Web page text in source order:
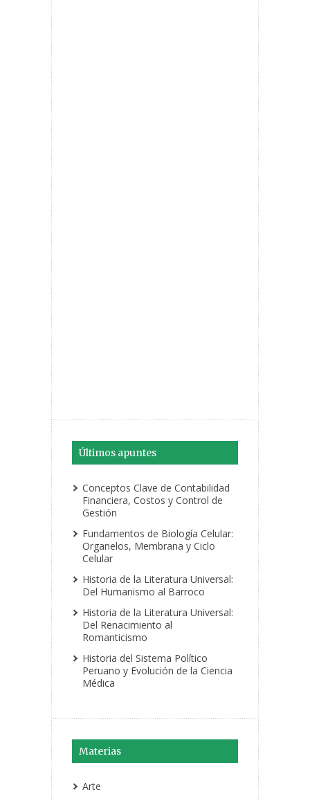
Últimos apuntes
Conceptos Clave de Contabilidad
Financiera, Costos y Control de
Gestión
Fundamentos de Biología Celular:
Organelos, Membrana y Ciclo
Celular
Historia de la Literatura Universal:
Del Humanismo al Barroco
Historia de la Literatura Universal:
Del Renacimiento al
Romanticismo
Historia del Sistema Político
Peruano y Evolución de la Ciencia
Médica
Materias
Arte